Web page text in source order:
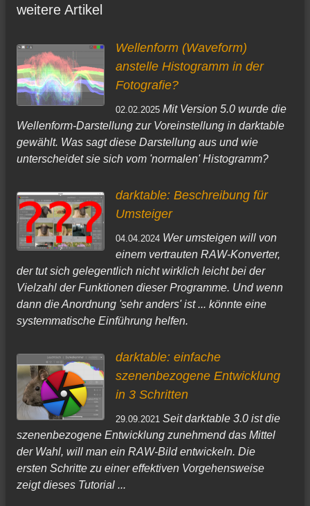
weitere Artikel
Wellenform (Waveform)
anstelle Histogramm in der
Fotografie?
02.02.2025 Mit Version 5.0 wurde die
Wellenform-Darstellung zur Voreinstellung in darktable
gewählt. Was sagt diese Darstellung aus und wie
unterscheidet sie sich vom 'normalen' Histogramm?
darktable: Beschreibung für
Umsteiger
04.04.2024 Wer umsteigen will von
einem vertrauten RAW-Konverter,
der tut sich gelegentlich nicht wirklich leicht bei der
Vielzahl der Funktionen dieser Programme. Und wenn
dann die Anordnung 'sehr anders' ist ... könnte eine
systemmatische Einführung helfen.
darktable: einfache
szenenbezogene Entwicklung
in 3 Schritten
29.09.2021 Seit darktable 3.0 ist die
szenenbezogene Entwicklung zunehmend das Mittel
der Wahl, will man ein RAW-Bild entwickeln. Die
ersten Schritte zu einer effektiven Vorgehensweise
zeigt dieses Tutorial ...